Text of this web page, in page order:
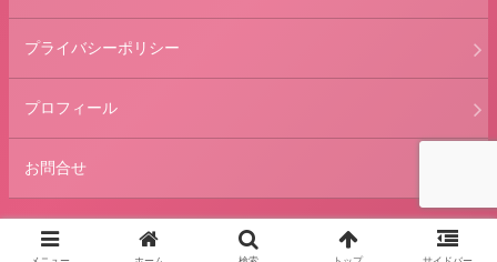
プライバシーポリシー
プロフィール
お問合せ
© 2013 グレンの旅＆グルメ.